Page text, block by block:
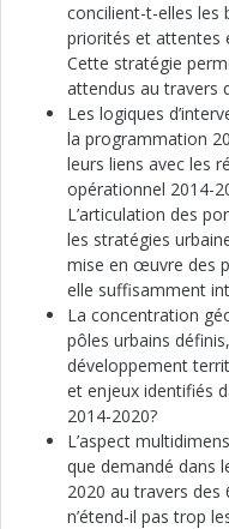
concilient-t-elles les
priorités et attentes
Cette stratégie
attendus au travers
Les logiques
la programmation
leurs liens avec les
opérationnel 2014-
L’articulation des
les stratégies
mise en œuvre des
elle suffisamment
La concentration
pôles urbains
développement
et enjeux identifiés
2014-2020?
L’aspect
que demandé dans
2020 au travers des
n’étend-il pas trop